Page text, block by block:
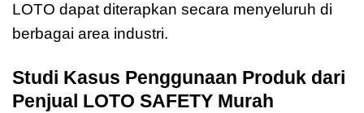
LOTO dapat diterapkan secara menyeluruh di
berbagai area industri.
Studi Kasus Penggunaan Produk dari
Penjual LOTO SAFETY Murah